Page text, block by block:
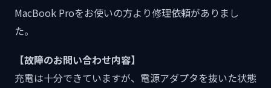
MacBook Proをお使いの方より修理依頼がありまし
た。
【故障のお問い合わせ内容】
充電は十分できていますが、電源アダプタを抜いた状態